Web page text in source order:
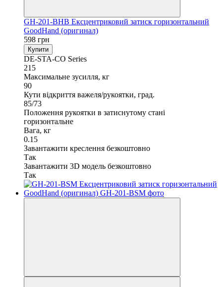
GH-201-BHB Ексцентриковий затиск горизонтальний
GoodHand (оригинал)
598 грн
Купити
DE-STA-CO Series
215
Максимальне зусилля, кг
90
Кути відкриття важеля/рукоятки, град.
85/73
Положення рукоятки в затиснутому стані
горизонтальне
Вага, кг
0.15
Завантажити креслення безкоштовно
Так
Завантажити 3D модель безкоштовно
Так